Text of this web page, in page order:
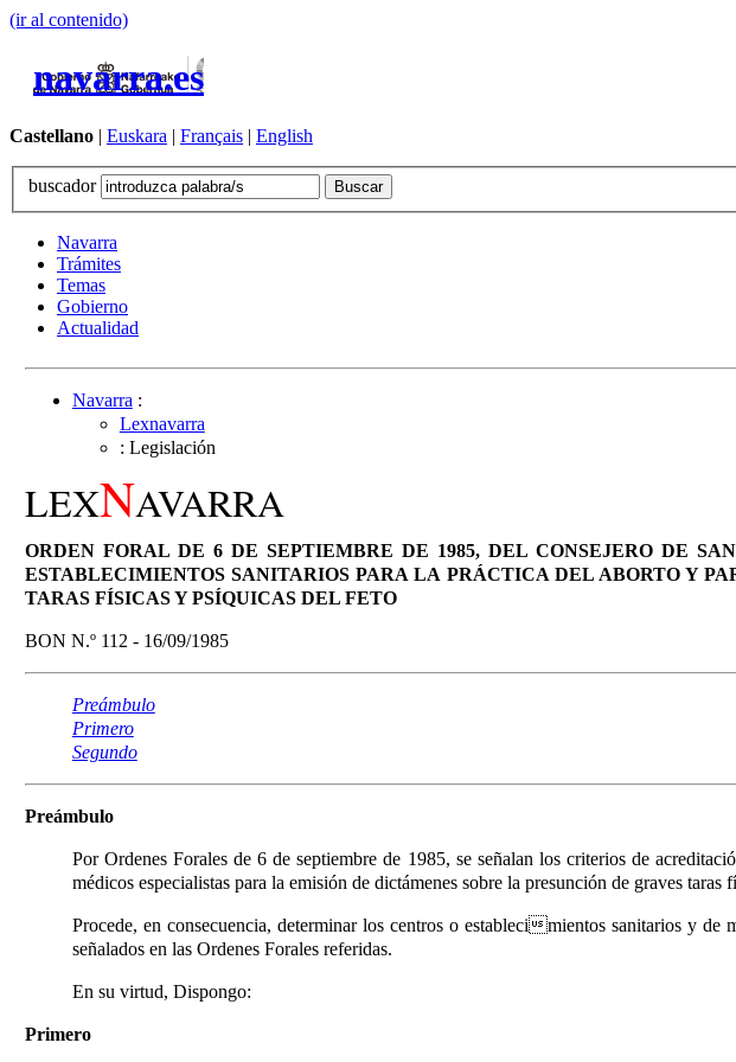
(ir al contenido)
navarra.es
Castellano | Euskara | Français | English
buscador
Navarra
Trámites
Temas
Gobierno
Actualidad
Navarra:
Lexnavarra
: Legislación
LEXNAVARRA
ORDEN FORAL DE 6 DE SEPTIEMBRE DE 1985, DEL CONSEJERO DE
ESTABLECIMIENTOS SANITARIOS PARA LA PRÁCTICA DEL ABORTO Y
TARAS FÍSICAS Y PSÍQUICAS DEL FETO
BON N.º 112 - 16/09/1985
Preámbulo
Primero
Segundo
Preámbulo
Por Ordenes Forales de 6 de septiembre de 1985, se señalan los criterios de
médicos especialistas para la emisión de dictámenes sobre la presunción de graves taras
Procede, en consecuencia, determinar los centros o establecimientos sanitarios y
señalados en las Ordenes Forales referidas.
En su virtud, Dispongo:
Primero